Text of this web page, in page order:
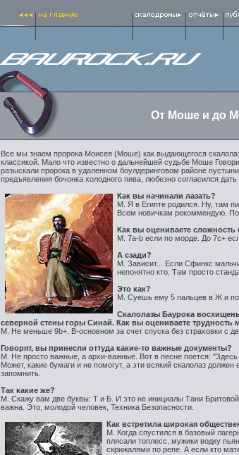
От Моше и до
Все мы знаем пророка Моисея (Моше) как выдающегося
классикой. Мало что известно о дальнейшей судьбе Моше
разыскали пророка в удаленном боулдеринговом районе
предъявления бочонка холодного пива, любезно согласился
Как вы начинали лазать?
М. Я в Египте родился. Ну, там
Всем новичкам рекоммендую.
Как вы оцениваете
М. 7a-b если по морде. До 7с+
А сзади?
М. Зависит... Если Сфинкс
непонятно кто. Там просто
Это как?
М. Суешь ему 5 пальцев в Ж и
Скалолазы Баурока
северной стены горы Синай. Как вы оцениваете трудность
М. Не меньше 9b+. В-основном за счет спуска без страховки с
Говорят, вы принесли оттуда какие-то важные документы?
М. Не просто важные, а архи-важные. Вот в песне поется:
Может, какие бумаги и не помогут, а эти всякий скалолаз должен
запомнить.
Так какие же?
М. Скажу вам две буквы: Т и Б. И это не инициалы Тани
важна. Это, молодой человек, Техника Безопасности.
Как встретила широкая
М. Когда спустился в базовый
плясали топлесс, мужики водку
скрижалями по репе. А если кто